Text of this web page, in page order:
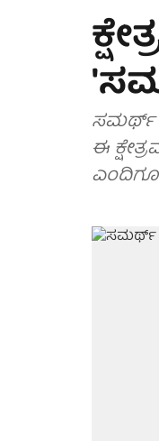
ಸಮರ್ಥ್
ಈ
ಎಂದಿಗೂ